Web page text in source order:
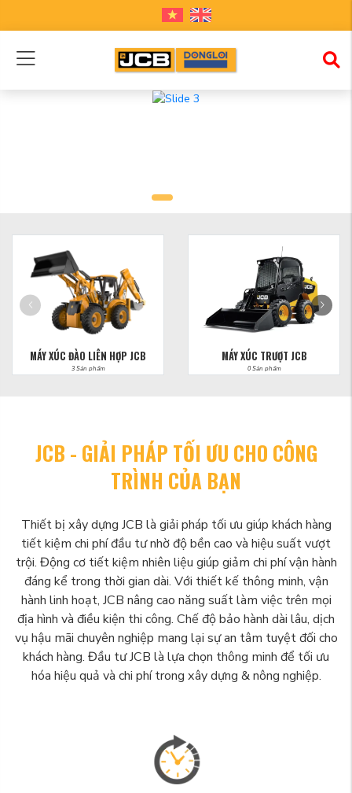
MÁY XÚC ĐÀO LIÊN HỢP JCB
3 Sản phẩm
MÁY XÚC TRƯỢT JCB
0 Sản phẩm
JCB - GIẢI PHÁP TỐI ƯU CHO CÔNG
TRÌNH CỦA BẠN
Thiết bị xây dựng JCB là giải pháp tối ưu giúp khách hàng
tiết kiệm chi phí đầu tư nhờ độ bền cao và hiệu suất vượt
trội. Động cơ tiết kiệm nhiên liệu giúp giảm chi phí vận hành
đáng kể trong thời gian dài. Với thiết kế thông minh, vận
hành linh hoạt, JCB nâng cao năng suất làm việc trên mọi
địa hình và điều kiện thi công. Chế độ bảo hành dài lâu, dịch
vụ hậu mãi chuyên nghiệp mang lại sự an tâm tuyệt đối cho
khách hàng. Đầu tư JCB là lựa chọn thông minh để tối ưu
hóa hiệu quả và chi phí trong xây dựng & nông nghiệp.